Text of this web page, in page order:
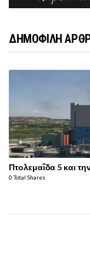
ΔΗΜΟΦΙΛΗ
Πτολεμαΐδα 5 και
0 Total Shares